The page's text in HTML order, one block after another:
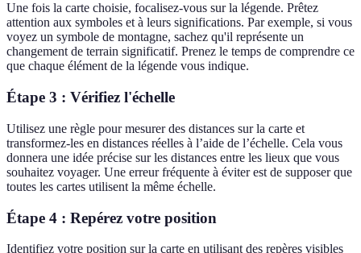
Une fois la carte choisie, focalisez-vous sur la légende. Prêtez
attention aux symboles et à leurs significations. Par exemple, si vous
voyez un symbole de montagne, sachez qu'il représente un
changement de terrain significatif. Prenez le temps de comprendre ce
que chaque élément de la légende vous indique.
Étape 3 : Vérifiez l'échelle
Utilisez une règle pour mesurer des distances sur la carte et
transformez-les en distances réelles à l’aide de l’échelle. Cela vous
donnera une idée précise sur les distances entre les lieux que vous
souhaitez voyager. Une erreur fréquente à éviter est de supposer que
toutes les cartes utilisent la même échelle.
Étape 4 : Repérez votre position
Identifiez votre position sur la carte en utilisant des repères visibles